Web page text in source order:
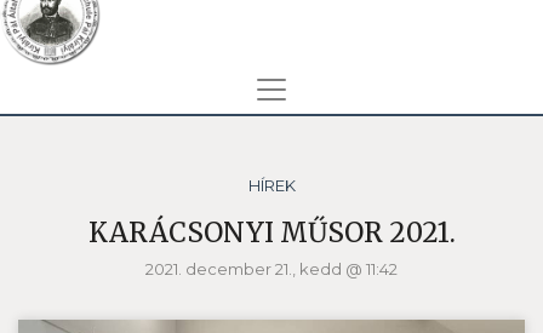
HÍREK
KARÁCSONYI MŰSOR 2021.
2021. december 21., kedd @ 11:42